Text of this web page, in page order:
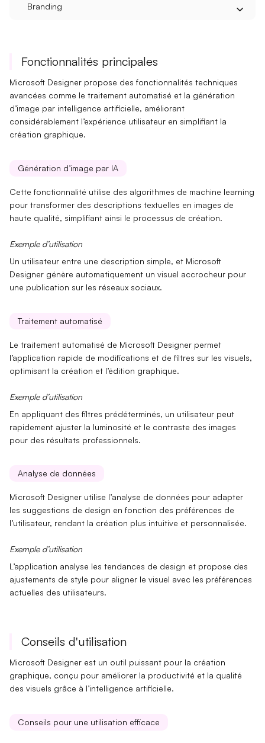
Branding
Fonctionnalités principales
Microsoft Designer propose des fonctionnalités techniques
avancées comme letraitement automatisé et la génération
d’image par intelligence artificielle, améliorant
considérablement l’expérience utilisateur en simplifiant la
création graphique.
Génération d’image par IA
Cette fonctionnalité utilise des algorithmes de machine learning
pour transformer des descriptions textuelles en images de
haute qualité, simplifiant ainsi le processus de création.
Exemple d’utilisation
Un utilisateur entre une description simple, et Microsoft
Designer génère automatiquement unvisuel accrocheur pour
une publication sur les réseaux sociaux.
Traitement automatisé
Letraitement automatisé de Microsoft Designer permet
l’application rapide de modifications et defiltres sur les visuels,
optimisant la création et l’édition graphique.
Exemple d’utilisation
En appliquant desfiltres prédéterminés, un utilisateur peut
rapidement ajuster la luminosité et le contraste des images
pour des résultats professionnels.
Analyse de données
Microsoft Designer utilise l’analyse de données pour adapter
les suggestions de design en fonction des préférences de
l’utilisateur, rendant la création plus intuitive et personnalisée.
Exemple d’utilisation
L’application analyse lestendances de design et propose des
ajustements de style pour aligner le visuel avec les préférences
actuelles des utilisateurs.
Conseils d'utilisation
Microsoft Designer est un outil puissant pour la création
graphique, conçu pour améliorer la productivité et la qualité
des visuels grâce à l’intelligence artificielle.
Conseils pour une utilisation efficace